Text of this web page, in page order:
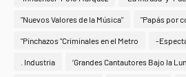
"Nuevos Valores de la Música" "Papás por
"Pinchazos "Criminales en el Metro -
. Industria ‘Grandes Cantautores Bajo la